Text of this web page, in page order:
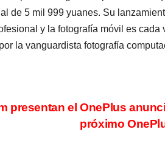
de 5 mil 999 yuanes. Su
y la fotografía móvil es
la vanguardista fotografía
OnePlus
próximo
presentan el